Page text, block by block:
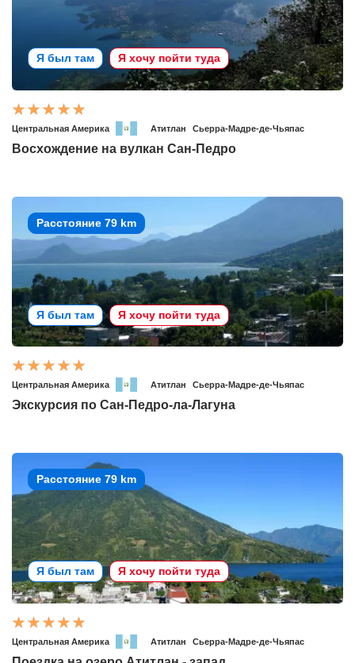
Я был там Я хочу пойти туда
Центральная Америка Атитлан Сьерра-Мадре-де-Чьяпас
Восхождение на вулкан Сан-Педро
Расстояние 79 km
Я был там Я хочу пойти туда
Центральная Америка Атитлан Сьерра-Мадре-де-Чьяпас
Экскурсия по Сан-Педро-ла-Лагуна
Расстояние 79 km
Я был там Я хочу пойти туда
Центральная Америка Атитлан Сьерра-Мадре-де-Чьяпас